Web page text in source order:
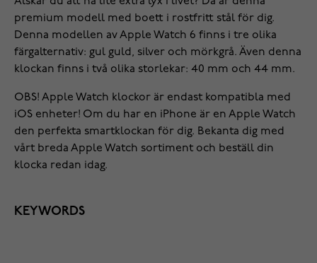
premium modell med boett i rostfritt stål för dig.
Denna modellen av Apple Watch 6 finns i tre olika
färgalternativ: gul guld, silver och mörkgrå. Även denna
klockan finns i två olika storlekar: 40 mm och 44 mm.
OBS! Apple Watch klockor är endast kompatibla med
iOS enheter! Om du har en iPhone är en Apple Watch
den perfekta smartklockan för dig. Bekanta dig med
vårt breda Apple Watch sortiment och beställ din
klocka redan idag.
KEYWORDS